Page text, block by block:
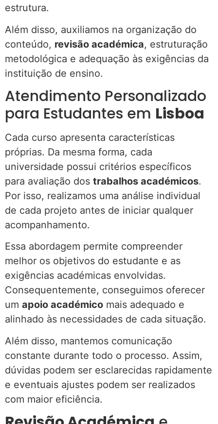
estrutura.
Além disso, auxiliamos na organização do
conteúdo, revisão académica, estruturação
metodológica e adequação às exigências da
instituição de ensino.
Atendimento Personalizado
para Estudantes em Lisboa
Cada curso apresenta características
próprias. Da mesma forma, cada
universidade possui critérios específicos
para avaliação dos trabalhos académicos.
Por isso, realizamos uma análise individual
de cada projeto antes de iniciar qualquer
acompanhamento.
Essa abordagem permite compreender
melhor os objetivos do estudante e as
exigências académicas envolvidas.
Consequentemente, conseguimos oferecer
um apoio académico mais adequado e
alinhado às necessidades de cada situação.
Além disso, mantemos comunicação
constante durante todo o processo. Assim,
dúvidas podem ser esclarecidas rapidamente
e eventuais ajustes podem ser realizados
com maior eficiência.